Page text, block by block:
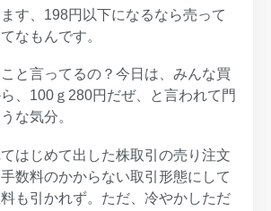
す、198円以下になるなら売って
なもんです。
と言ってるの？今日は、みんな買
、100ｇ280円だぜ、と言われて門
な気分。
はじめて出した株取引の売り注文
数料のかからない取引形態にして
も引かれず。ただ、冷やかしただ